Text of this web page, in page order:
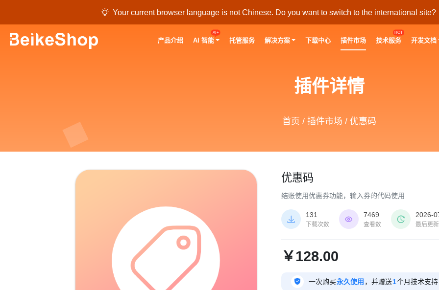
 Your current browser language is not Chinese. Do you want to switch to the international site?
产品介绍
AI+
AI 智能 托管服务 解决方案 下载中心 插件市场
HOT
技术服务 开发文档
插件详情
首页 / 插件市场 / 优惠码
优惠码
结账使用优惠券功能，输入券的代码使用

131
下载次数

7469
查看数

2026-
最后更新
￥128.00
 一次购买永久使用 ，并赠送1个月技术支持